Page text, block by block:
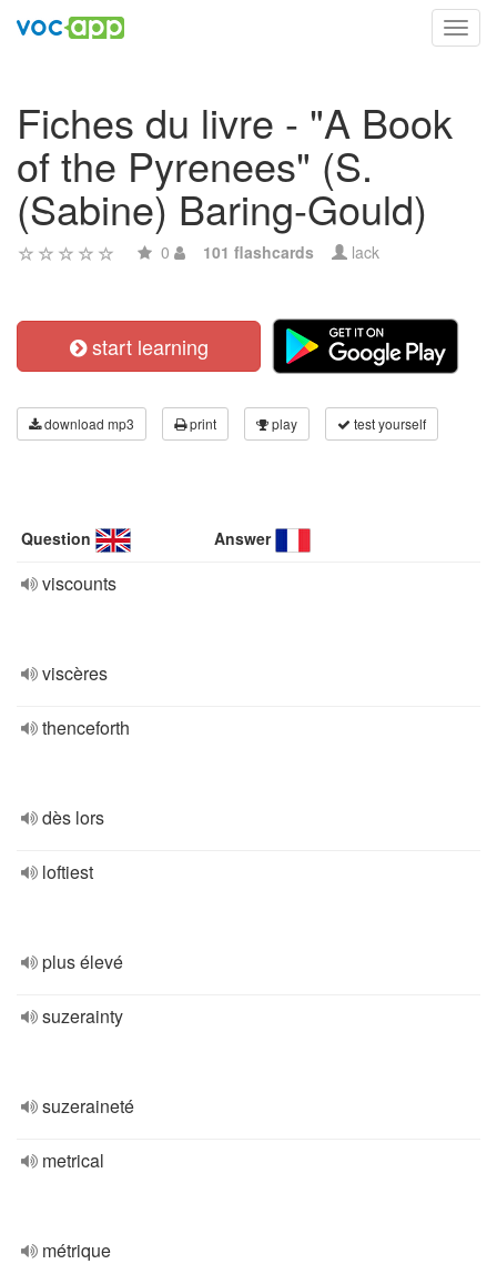
Fiches du livre - "A Book
of the Pyrenees" (S.
(Sabine) Baring-Gould)
0 101 flashcards lack
start learning
download mp3 print play test yourself
Question Answer
viscounts
viscères
thenceforth
dès lors
loftiest
plus élevé
suzerainty
suzeraineté
metrical
métrique